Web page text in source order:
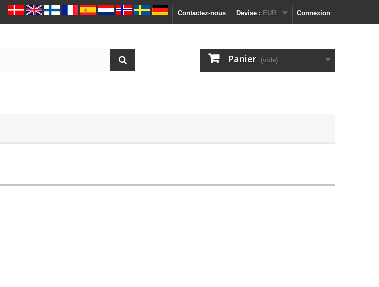
Connexion
Devise : EUR
Contactez-nous
Panier (vide)